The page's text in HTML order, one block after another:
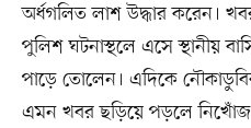
অর্ধগলিত লাশ উদ্ধার করেন।
পুলিশ ঘটনাস্থলে এসে স্থানীয়
পাড়ে তোলেন। এদিকে
এমন খবর ছড়িয়ে পড়লে নিখোঁজ